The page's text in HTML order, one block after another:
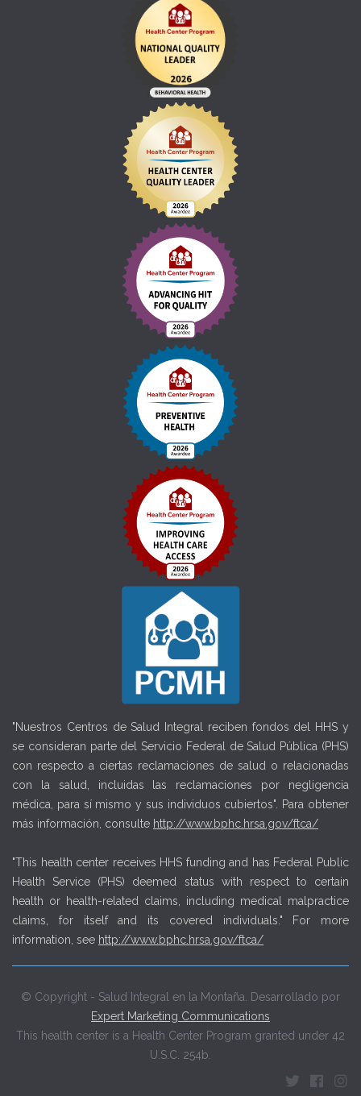
"Nuestros Centros de Salud Integral reciben fondos del HHS y
se consideran parte del Servicio Federal de Salud Pública (PHS)
con respecto a ciertas reclamaciones de salud o relacionadas
con la salud, incluidas las reclamaciones por negligencia
médica, para sí mismo y sus individuos cubiertos". Para obtener
más información, consulte http://www.bphc.hrsa.gov/ftca/
"This health center receives HHS funding and has Federal Public
Health Service (PHS) deemed status with respect to certain
health or health-related claims, including medical malpractice
claims, for itself and its covered individuals." For more
information, see http://www.bphc.hrsa.gov/ftca/
© Copyright - Salud Integral en la Montaña. Desarrollado por
Expert Marketing Communications
This health center is a Health Center Program granted under 42
U.S.C. 254b.